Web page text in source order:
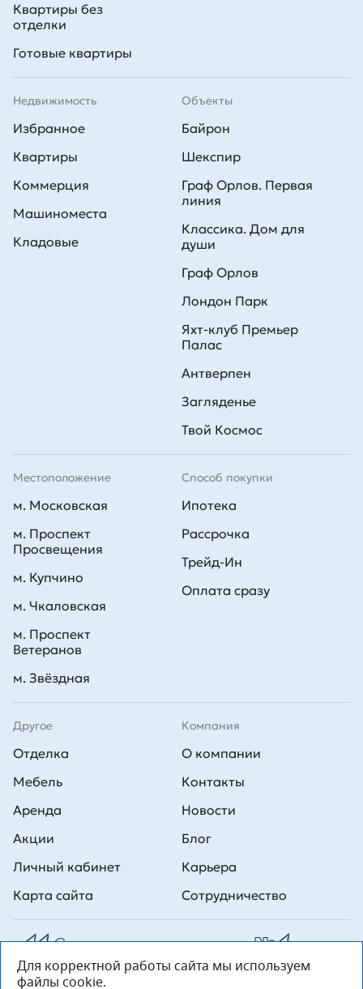
Квартиры без
отделки
Готовые квартиры
Недвижимость
Избранное
Квартиры
Коммерция
Машиноместа
Кладовые
Способ покупки
Ипотека
Рассрочка
Трейд-Ин
Оплата сразу
Объекты
Байрон
Шекспир
Граф Орлов. Первая
линия
Классика. Дом для
души
Граф Орлов
Лондон Парк
Яхт-клуб Премьер
Палас
Антверпен
Загляденье
Твой Космос
Другое
Отделка
Мебель
Аренда
Акции
Личный кабинет
Карта сайта
Компания
О компании
Контакты
Новости
Блог
Карьера
Сотрудничество
Местоположение
м. Московская
м. Проспект
Просвещения
м. Купчино
м. Чкаловская
м. Проспект
Ветеранов
м. Звёздная
Все права на публикуемые на сайте материалы принадлежат
ООО Л1 Строительная комания №1. Любая информация,
Для корректной работы сайта мы используем
файлы cookie.